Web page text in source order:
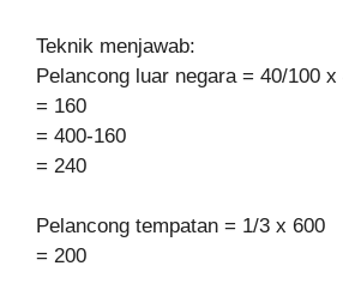
Teknik menjawab:
Pelancong luar negara = 40/100 x
= 160
= 400-160
= 240
Pelancong tempatan = 1/3 x 600
= 200